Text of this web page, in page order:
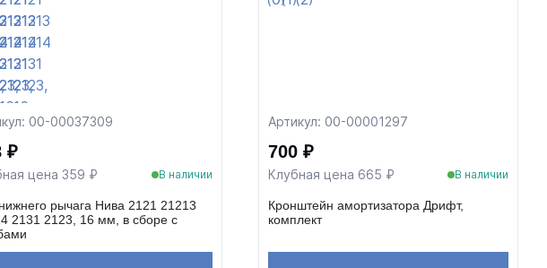
00-00037309
₽
цена 359 ₽ В наличии
рычага Нива 2121 21213
2131 2123, 16 мм, в сборе с
Артикул: 00-00001297
700 ₽
Клубная цена 665 ₽ В наличии
Кронштейн амортизатора Дрифт,
комплект